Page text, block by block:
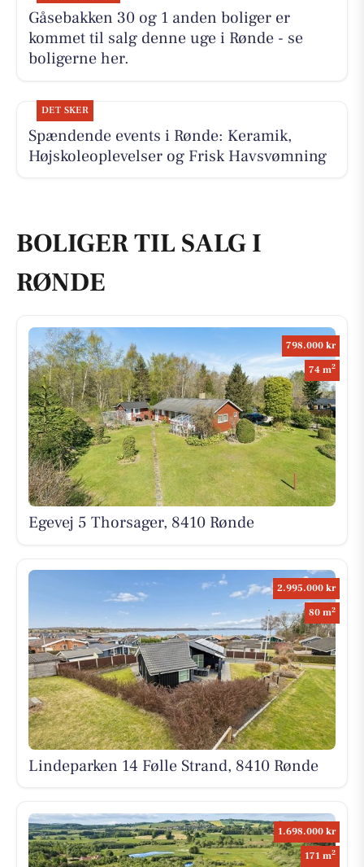
Gåsebakken 30 og 1 anden boliger er
kommet til salg denne uge i Rønde - se
boligerne her.
DET SKER
Spændende events i Rønde: Keramik,
Højskoleoplevelser og Frisk Havsvømning
BOLIGER TIL SALG I
RØNDE
798.000 kr
74 m2
Egevej 5 Thorsager, 8410 Rønde
2.995.000 kr
80 m2
Lindeparken 14 Følle Strand, 8410 Rønde
1.698.000 kr
171 m2